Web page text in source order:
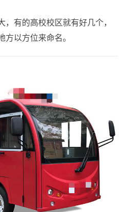
有的高校校区就有好几个，
方以方位来命名。